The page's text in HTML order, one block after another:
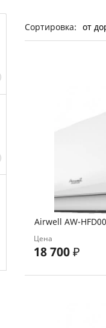
Сортировка: от
Airwell AW-
Цена
18 700₽